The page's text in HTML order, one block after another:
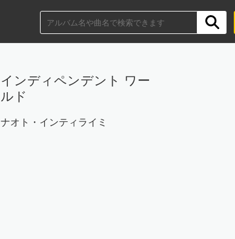
インディペンデント ワー
ルド
ナオト・インティライミ